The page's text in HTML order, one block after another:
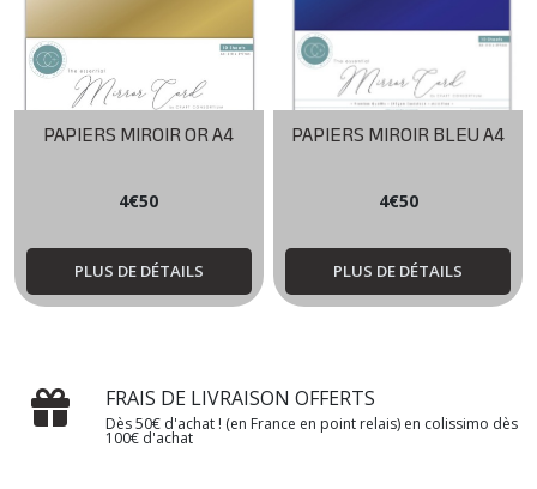
PAPIERS MIROIR OR A4
4€50
PLUS DE DÉTAILS
PAPIERS MIROIR BLEU A4
4€50
PLUS DE DÉTAILS
FRAIS DE LIVRAISON OFFERTS
Dès 50€ d'achat ! (en France en point relais) en colissimo dès
100€ d'achat